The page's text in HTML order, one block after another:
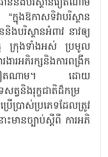
នុងឱកាសទិវាបរិស្ថាន
រិស្ថានអំពាវ នាវឲ្យ
ក្រុងទាំងអស់ ប្រមូល
ងារអភិរក្សនិងការពង្រីក
នៅវៀតណាម។ ដោយ
ត្វនិងរុក្ខជាតិដ៏កម្រ
រាស់ប្រភេទដែលត្រូវ
ះមានច្បាប់ស្ដីពី ការអភិ